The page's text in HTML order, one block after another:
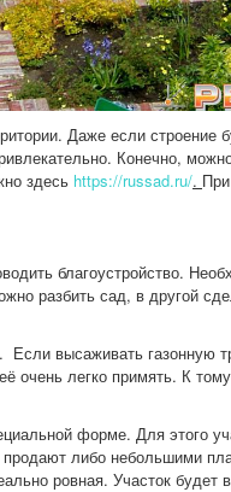
Даже если строение
Конечно,
здесь https://russad.ru/.
благоустройство.
разбить сад, в другой
высаживать газонную
очень легко примять. К
форме. Для этого
либо небольшими
ровная. Участок будет